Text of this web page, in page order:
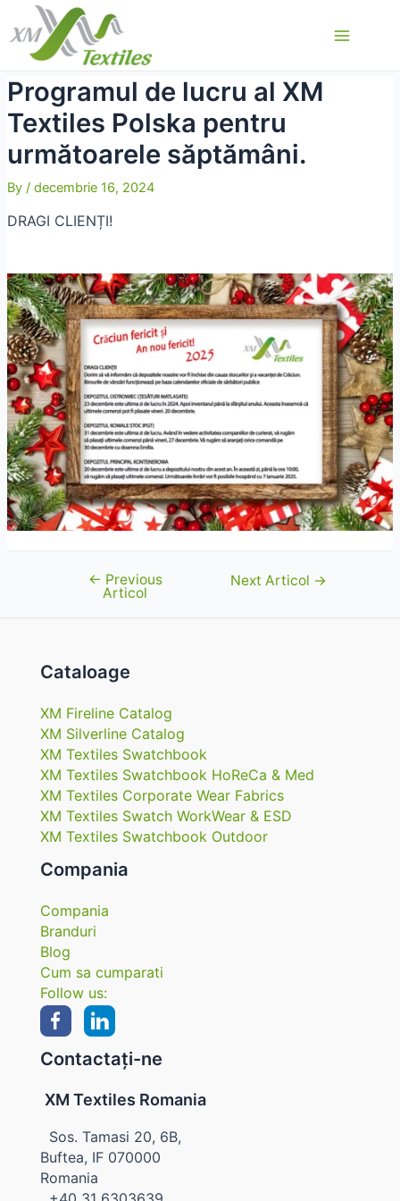
content
Programul de lucru al XM
Textiles Polska pentru
următoarele săptămâni.
By / decembrie 16, 2024
DRAGI CLIENȚI!
Navigare
← Previous
Articol
Next Articol →
Cataloage
XM Fireline Catalog
XM Silverline Catalog
XM Textiles Swatchbook
XM Textiles Swatchbook HoReCa & Med
XM Textiles Corporate Wear Fabrics
XM Textiles Swatch WorkWear & ESD
XM Textiles Swatchbook Outdoor
Compania
Compania
Branduri
Blog
Cum sa cumparati
Follow us:
Contactați-ne
XM Textiles Romania
Sos. Tamasi 20, 6B,
Buftea, IF 070000
Romania